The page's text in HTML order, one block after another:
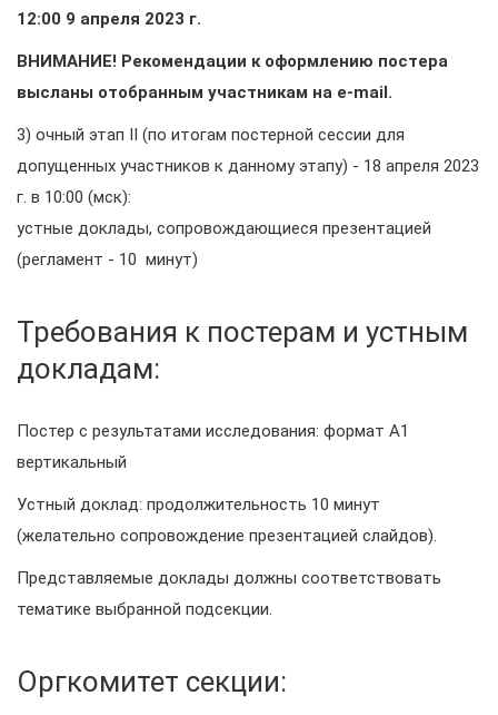
12:00 9 апреля 2023 г.
ВНИМАНИЕ! Рекомендации к оформлению постера
высланы отобранным участникам на e-mail.
3) очный этап II (по итогам постерной сессии для
допущенных участников к данному этапу) - 18 апреля 2023
г. в 10:00 (мск):
устные доклады, сопровождающиеся презентацией
(регламент - 10 минут)
Требования к постерам и устным
докладам:
Постер с результатами исследования: формат А1
вертикальный
Устный доклад: продолжительность 10 минут
(желательно сопровождение презентацией слайдов).
Представляемые доклады должны соответствовать
тематике выбранной подсекции.
Оргкомитет секции: